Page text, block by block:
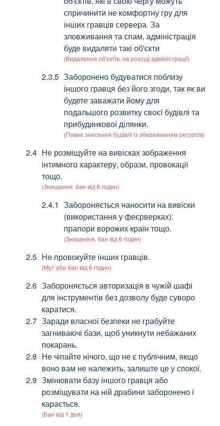
спричинити не комфортну гру для
інших гравців сервера. За
зловживання та спам, адміністрація
буде видаляти такі об'єкти
(Видалення об'єктів, на розсуд адміністрації)
Заборонено будуватися поблизу
іншого гравця без його згоди, так як ви
будете заважати йому для
подальшого розвитку своєї будівлі та
прибудинкової ділянки.
(Повне знесення будівлі із збереженням ресурсів)
Не розміщуйте на вивісках зображення
інтимного характеру, образи, провокації
тощо.
(Знищення, бан від 6 годин)
Забороняється наносити на вивіски
(використання у феєрверках):
прапори ворожих країн тощо.
(Знищення, бан від 6 годин)
Не провокуйте інших гравців.
(Мут або бан від 6 годин)
Забороняється авторизація в чужій шафі
для інструментів без дозволу буде суворо
каратися.
Заради власної безпеки не грабуйте
загниваючі бази, щоб уникнути небажаних
покарань.
Не чіпайте нічого, що не є публічним, якщо
воно вам не належить, залиште це у спокої.
Змінювати базу іншого гравця або
розміщувати на ній драбини заборонено і
карається.
(Бан від 1 дня)